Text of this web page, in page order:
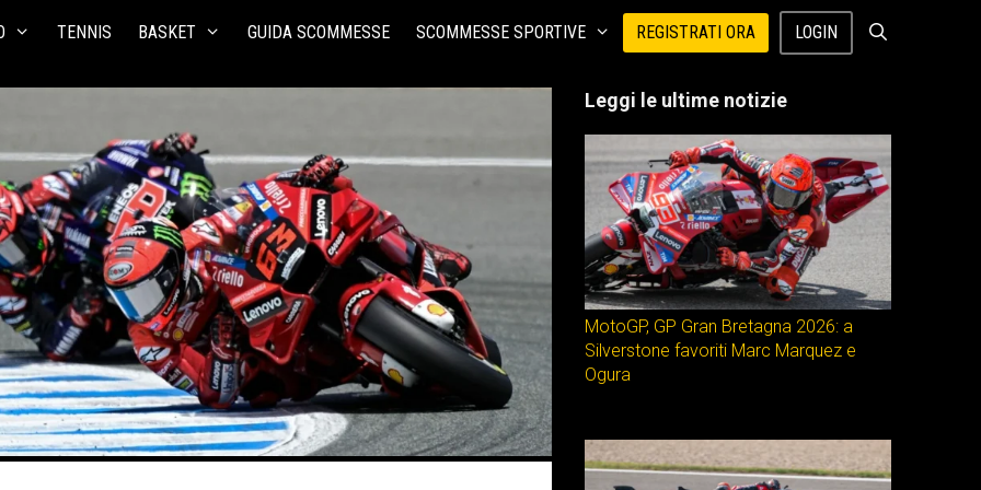
TENNIS BASKET GUIDA SCOMMESSE SCOMMESSE SPORTIVE REGISTRATI ORA LOGIN
Leggi le ultime notizie
MotoGP, GP Gran Bretagna 2026: a
Silverstone favoriti Marc Marquez e
Ogura